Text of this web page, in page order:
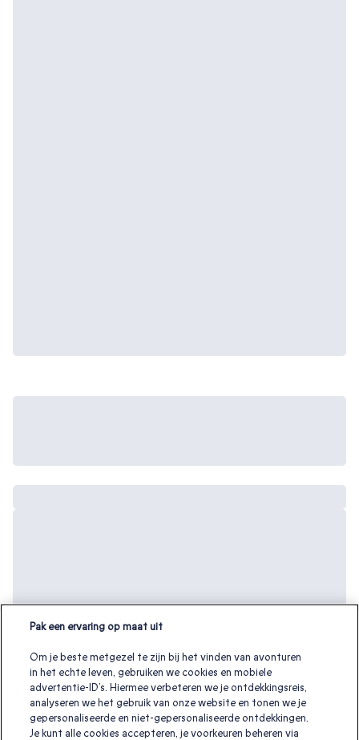
Pak een ervaring op maat uit
Om je beste metgezel te zijn bij het vinden van avonturen
in het echte leven, gebruiken we cookies en mobiele
advertentie-ID’s. Hiermee verbeteren we je ontdekkingsreis,
analyseren we het gebruik van onze website en tonen we je
gepersonaliseerde en niet-gepersonaliseerde ontdekkingen.
Je kunt alle cookies accepteren, je voorkeuren beheren via